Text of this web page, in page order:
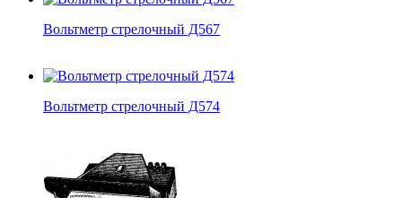
Вольтметр стрелочный Д567
Вольтметр стрелочный Д574